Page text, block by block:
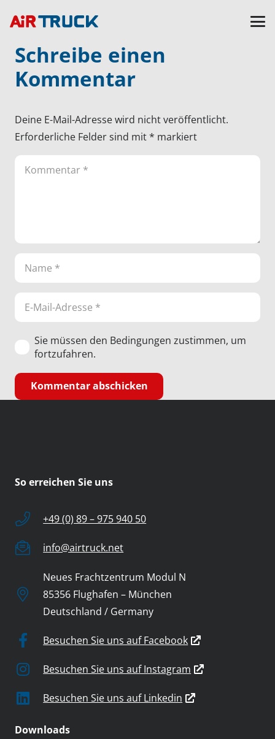
Schreibe einen
Kommentar
Deine E-Mail-Adresse wird nicht veröffentlicht.
Erforderliche Felder sind mit* markiert
Sie müssen den Bedingungen zustimmen, um
fortzufahren.
Kommentar abschicken
So erreichen Sie uns
+49 (0) 89 – 975 940 50
info@airtruck.net
Neues Frachtzentrum Modul N
85356 Flughafen – München
Deutschland / Germany
Besuchen Sie uns auf Facebook
Besuchen Sie uns auf Instagram
Besuchen Sie uns auf Linkedin
Downloads